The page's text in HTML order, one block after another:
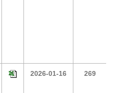
2026-01-16 269